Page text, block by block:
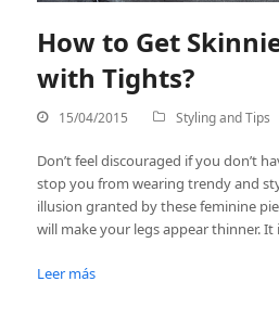
How to Get
with Tights?
15/04/2015 Styling and Tips
Don’t feel discouraged if you don’t
stop you from wearing trendy and
illusion granted by these feminine
will make your legs appear thinner.
Leer más